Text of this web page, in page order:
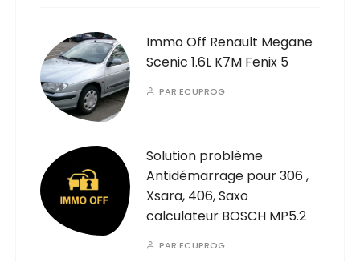
Immo Off Renault Megane
Scenic 1.6L K7M Fenix 5
PARECUPROG
Solution problème
Antidémarrage pour 306 ,
Xsara, 406, Saxo
calculateur BOSCH MP5.2
PARECUPROG